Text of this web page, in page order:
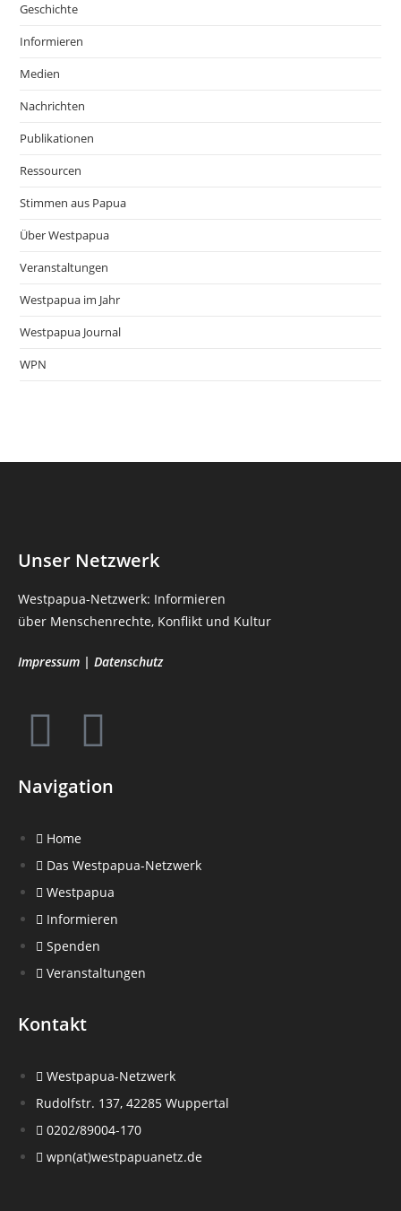
Geschichte
Informieren
Medien
Nachrichten
Publikationen
Ressourcen
Stimmen aus Papua
Über Westpapua
Veranstaltungen
Westpapua im Jahr
Westpapua Journal
WPN
Unser Netzwerk
Westpapua-Netzwerk: Informieren
über Menschenrechte, Konflikt und Kultur
Impressum | Datenschutz
Navigation
Home
Das Westpapua-Netzwerk
Westpapua
Informieren
Spenden
Veranstaltungen
Kontakt
Westpapua-Netzwerk
Rudolfstr. 137, 42285 Wuppertal
0202/89004-170
wpn(at)westpapuanetz.de